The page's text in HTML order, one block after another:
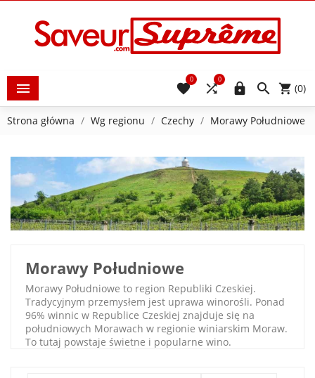
  (0)


0

0
Strona główna Wg regionu Czechy Morawy Południowe
Morawy Południowe
Morawy Południowe to region Republiki Czeskiej.
Tradycyjnym przemysłem jest uprawa winorośli. Ponad
96% winnic w Republice Czeskiej znajduje się na
południowych Morawach w regionie winiarskim Moraw.
To tutaj powstaje świetne i popularne wino.